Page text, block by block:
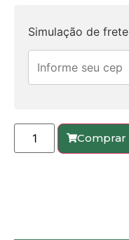
Simulação de frete
Comprar